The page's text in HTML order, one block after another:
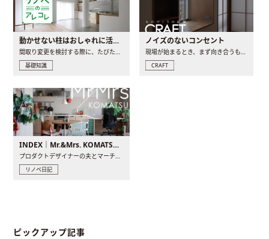
動かせない柱はおしゃれに活用！柱を魅せるリノベーション(リノベ)4選
間取り変更を検討する際に、たびたび皆さんの頭を悩ませる動か..
基礎知識
ノイズのないコンセント
現場が始まるとき、まず向き合うものの一つがコンセントです..
CRAFT
INDEX｜Mr.&Mrs. KOMATSU renovation diary
プロダクトデザイナーの夫とマーチャンダイザーの妻が、夫婦で..
リノベ日記
ピックアップ記事